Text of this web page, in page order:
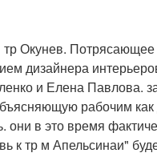
Окунев.
дизайнера
и Елена Павлова.
рабочим
они в это время
к тр м Апельсинаи"